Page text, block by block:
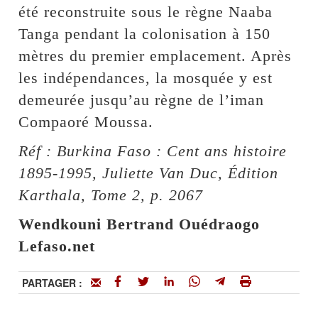
été reconstruite sous le règne Naaba
Tanga pendant la colonisation à 150
mètres du premier emplacement. Après
les indépendances, la mosquée y est
demeurée jusqu’au règne de l’iman
Compaoré Moussa.
Réf : Burkina Faso : Cent ans histoire
1895-1995, Juliette Van Duc, Édition
Karthala, Tome 2, p. 2067
Wendkouni Bertrand Ouédraogo
Lefaso.net
PARTAGER :